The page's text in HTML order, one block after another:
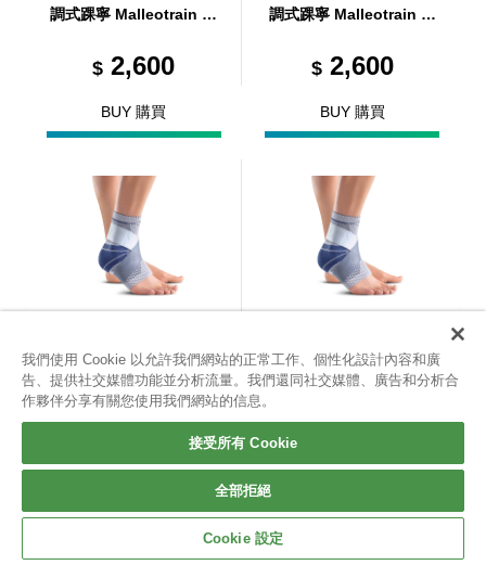
調式踝寧 Malleotrain 灰
$2,600
BUY 購買
調式踝寧 Malleotrain 灰
$2,600
BUY 購買
Bauerfeind 保爾範新可
調式踝寧 Malleotrain 灰
右 R6
Bauerfeind 保爾範新可
調式踝寧 Malleotrain 灰
我們使用 Cookie 以允許我們網站的正常工作、個性化設計內容和廣
告、提供社交媒體功能並分析流量。我們還同社交媒體、廣告和分析合
作夥伴分享有關您使用我們網站的信息。
接受所有 Cookie
全部拒絕
Cookie 設定